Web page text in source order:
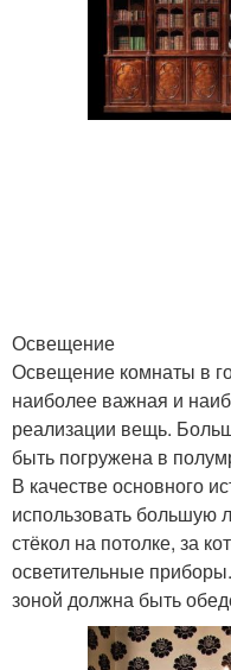
Освещение
Освещение комнаты в
наиболее важная и
реализации вещь.
быть погружена в
В качестве основного
использовать большую
стёкол на потолке, за
осветительные
зоной должна быть